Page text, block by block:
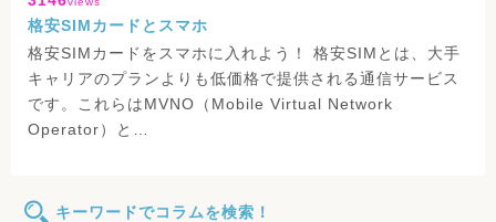
格安SIMカードとスマホ
格安SIMカードをスマホに入れよう！ 格安SIMとは、大手
キャリアのプランよりも低価格で提供される通信サービス
です。これらはMVNO（Mobile Virtual Network
Operator）と…
キーワードでコラムを検索！